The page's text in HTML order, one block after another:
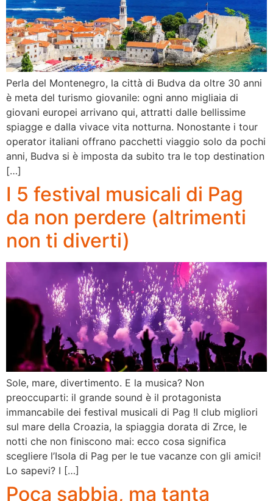
Perla del Montenegro, la città di Budva da oltre 30 anni
è meta del turismo giovanile: ogni anno migliaia di
giovani europei arrivano qui, attratti dalle bellissime
spiagge e dalla vivace vita notturna. Nonostante i tour
operator italiani offrano pacchetti viaggio solo da pochi
anni, Budva si è imposta da subito tra le top destination
[…]
I 5 festival musicali di Pag
da non perdere (altrimenti
non ti diverti)
Sole, mare, divertimento. E la musica? Non
preoccuparti: il grande sound è il protagonista
immancabile dei festival musicali di Pag !I club migliori
sul mare della Croazia, la spiaggia dorata di Zrce, le
notti che non finiscono mai: ecco cosa significa
scegliere l’Isola di Pag per le tue vacanze con gli amici!
Lo sapevi? I […]
Poca sabbia, ma tanta